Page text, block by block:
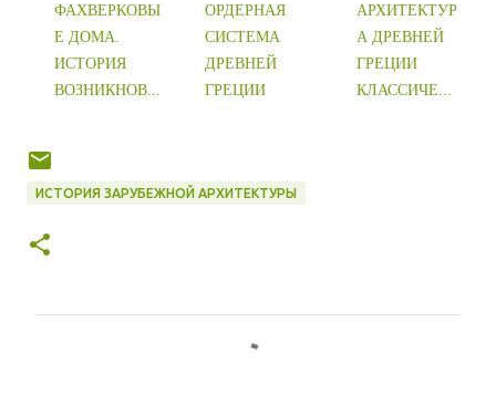
ФАХВЕРКОВЫ
Е ДОМА.
ИСТОРИЯ
ВОЗНИКНОВ...
ОРДЕРНАЯ
СИСТЕМА
ДРЕВНЕЙ
ГРЕЦИИ
АРХИТЕКТУР
А ДРЕВНЕЙ
ГРЕЦИИ
КЛАССИЧЕ...
ИСТОРИЯ ЗАРУБЕЖНОЙ АРХИТЕКТУРЫ